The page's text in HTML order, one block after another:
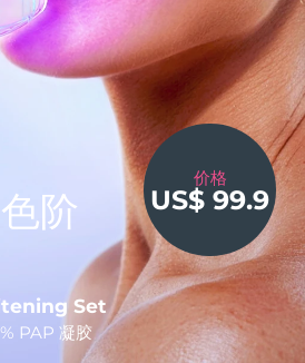
低至
50%
价格
US$ 99.9
阶
Set
PAP 凝胶
5折
凭码立享
果，
面罩
提拉焕亮
我的订阅
Set
畅销产品
预计送达日期8/12/26
预计送达日期8/11/26
预计送达日期 8/11/26
预计送达日期8/14/26
预计送达日期8/11/26